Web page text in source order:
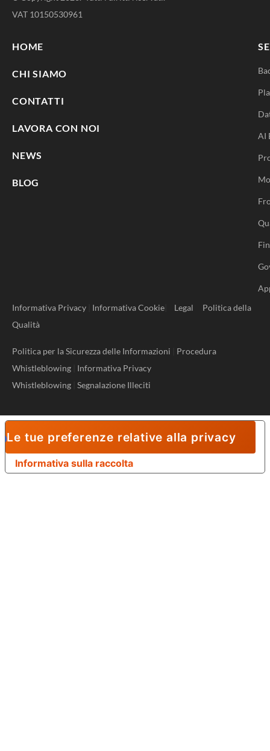
VAT 10150530961
HOME
CHI SIAMO
CONTATTI
LAVORA CON NOI
NEWS
BLOG
AI
Informativa Privacy
Informativa Cookie Legal
Politica della
Qualità
Politica per la Sicurezza delle Informazioni
Procedura
Whistleblowing
Informativa Privacy
Whistleblowing Segnalazione Illeciti
Informativa sulla raccolta
Le tue preferenze relative alla privacy